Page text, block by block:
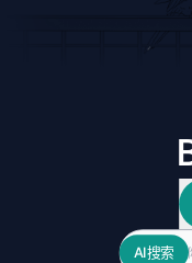
Search
AI搜索